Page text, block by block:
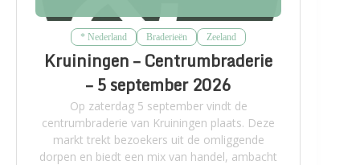
* Nederland Braderieën Zeeland
Kruiningen – Centrumbraderie
– 5 september 2026
Op zaterdag 5 september vindt de
centrumbraderie van Kruiningen plaats. Deze
markt trekt bezoekers uit de omliggende
dorpen en biedt een mix van handel, ambacht